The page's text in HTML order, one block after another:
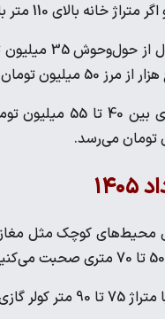
نیاز به کولر هفت هزار خواهید داشت.
قیمت کولر
تومان عبور کند.
خرید کولر آبی
را پیشنهاد می‌دهند.